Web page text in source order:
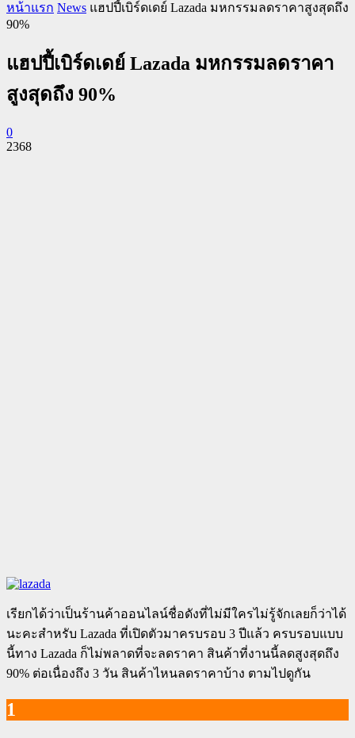
หน้าแรก News แฮปปี้เบิร์ดเดย์ Lazada มหกรรมลดราคาสูงสุดถึง
90%
แฮปปี้เบิร์ดเดย์ Lazada มหกรรมลดราคา
สูงสุดถึง 90%
0
2368
เรียกได้ว่าเป็นร้านค้าออนไลน์ชื่อดังที่ไม่มีใครไม่รู้จักเลยก็ว่าได้
นะคะสำหรับ Lazada ที่เปิดตัวมาครบรอบ 3 ปีแล้ว ครบรอบแบบ
นี้ทาง Lazada ก็ไม่พลาดที่จะลดราคา สินค้าที่งานนี้ลดสูงสุดถึง
90% ต่อเนื่องถึง 3 วัน สินค้าไหนลดราคาบ้าง ตามไปดูกัน
1